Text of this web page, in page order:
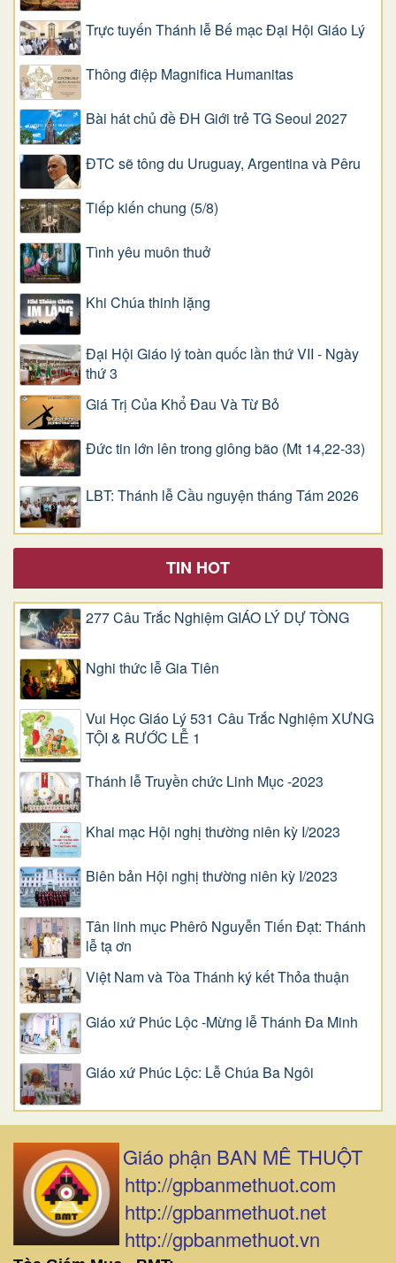
Trực tuyến Thánh lễ Bế mạc Đại Hội Giáo Lý
Thông điệp Magnifica Humanitas
Bài hát chủ đề ĐH Giới trẻ TG Seoul 2027
ĐTC sẽ tông du Uruguay, Argentina và Pêru
Tiếp kiến chung (5/8)
Tình yêu muôn thuở
Khi Chúa thinh lặng
Đại Hội Giáo lý toàn quốc lần thứ VII - Ngày
thứ 3
Giá Trị Của Khổ Ðau Và Từ Bỏ
Đức tin lớn lên trong giông bão (Mt 14,22-33)
LBT: Thánh lễ Cầu nguyện tháng Tám 2026
TIN HOT
277 Câu Trắc Nghiệm GIÁO LÝ DỰ TÒNG
Nghi thức lễ Gia Tiên
Vui Học Giáo Lý 531 Câu Trắc Nghiệm XƯNG
TỘI & RƯỚC LỄ 1
Thánh lễ Truyền chức Linh Mục -2023
Khai mạc Hội nghị thường niên kỳ I/2023
Biên bản Hội nghị thường niên kỳ I/2023
Tân linh mục Phêrô Nguyễn Tiến Đạt: Thánh
lễ tạ ơn
Việt Nam và Tòa Thánh ký kết Thỏa thuận
Giáo xứ Phúc Lộc -Mừng lễ Thánh Đa Minh
Giáo xứ Phúc Lộc: Lễ Chúa Ba Ngôi
Giáo phận BAN MÊ THUỘT
http://gpbanmethuot.com
http://gpbanmethuot.net
http://gpbanmethuot.vn